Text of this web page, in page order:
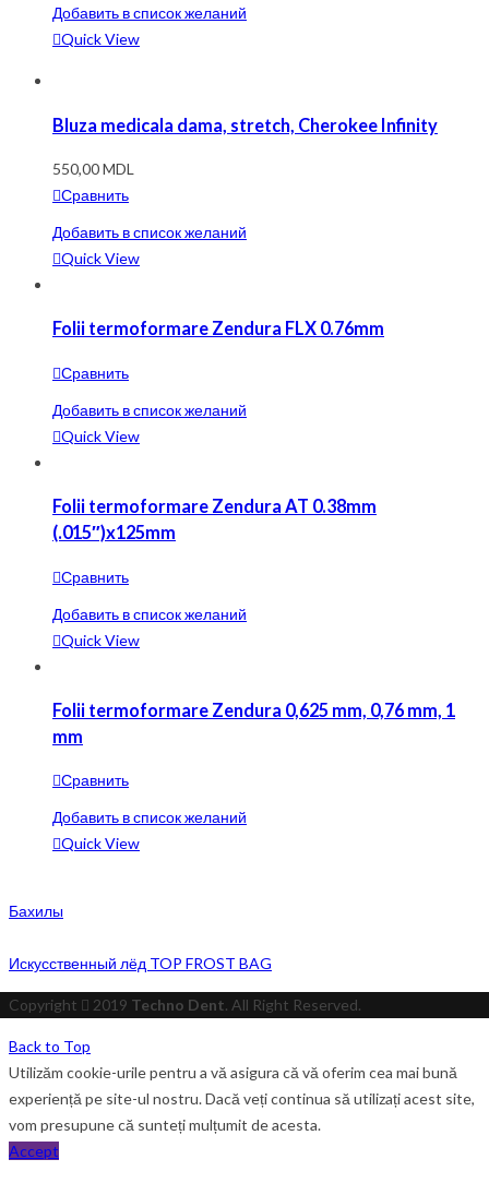
Добавить в список желаний
Quick View
Bluza medicala dama, stretch, Cherokee Infinity
550,00MDL
Сравнить
Добавить в список желаний
Quick View
Folii termoformare Zendura FLX 0.76mm
Сравнить
Добавить в список желаний
Quick View
Folii termoformare Zendura AT 0.38mm
(.015″)x125mm
Сравнить
Добавить в список желаний
Quick View
Folii termoformare Zendura 0,625 mm, 0,76 mm, 1
mm
Сравнить
Добавить в список желаний
Quick View
Бахилы
Искусственный лёд TOP FROST BAG
Copyright 2019 Techno Dent. All Right Reserved.
Back to Top
Utilizăm cookie-urile pentru a vă asigura că vă oferim cea mai bună
experiență pe site-ul nostru. Dacă veți continua să utilizați acest site,
vom presupune că sunteți mulțumit de acesta.
Accept